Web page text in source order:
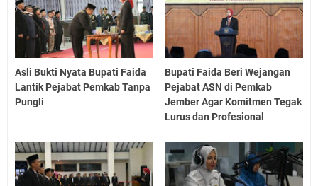
Asli Bukti Nyata Bupati Faida
Lantik Pejabat Pemkab Tanpa
Pungli
Bupati Faida Beri Wejangan
Pejabat ASN di Pemkab
Jember Agar Komitmen Tegak
Lurus dan Profesional